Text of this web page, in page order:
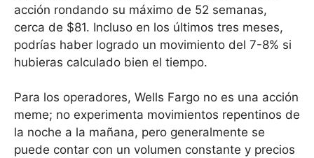
acción rondando su máximo de 52 semanas,
cerca de $81. Incluso en los últimos tres meses,
podrías haber logrado un movimiento del 7-8% si
hubieras calculado bien el tiempo.
Para los operadores, Wells Fargo no es una acción
meme; no experimenta movimientos repentinos de
la noche a la mañana, pero generalmente se
puede contar con un volumen constante y precios